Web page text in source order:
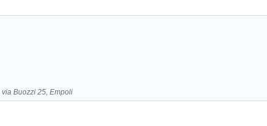
via Buozzi 25, Empoli